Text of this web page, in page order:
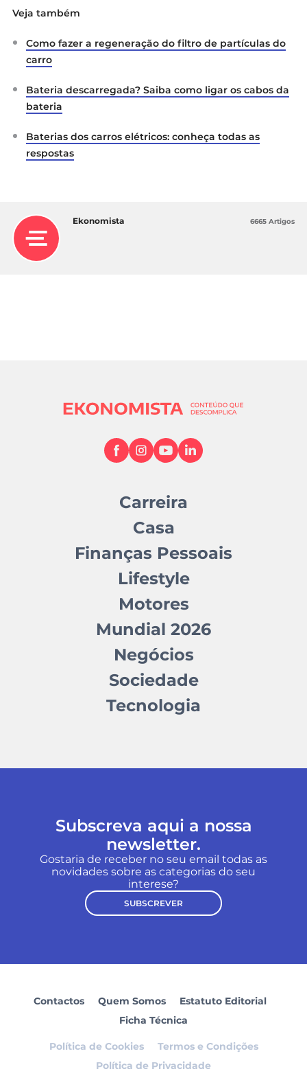
Veja também
Como fazer a regeneração do filtro de partículas do
carro
Bateria descarregada? Saiba como ligar os cabos da
bateria
Baterias dos carros elétricos: conheça todas as
respostas
Ekonomista 6665 Artigos
Carreira
Casa
Finanças Pessoais
Lifestyle
Motores
Mundial 2026
Negócios
Sociedade
Tecnologia
Subscreva aqui a nossa
newsletter.
Gostaria de receber no seu email todas as
novidades sobre as categorias do seu
interese?
SUBSCREVER
Contactos Quem Somos
Estatuto Editorial
Ficha Técnica
Política de Cookies
Termos e Condições
Política de Privacidade